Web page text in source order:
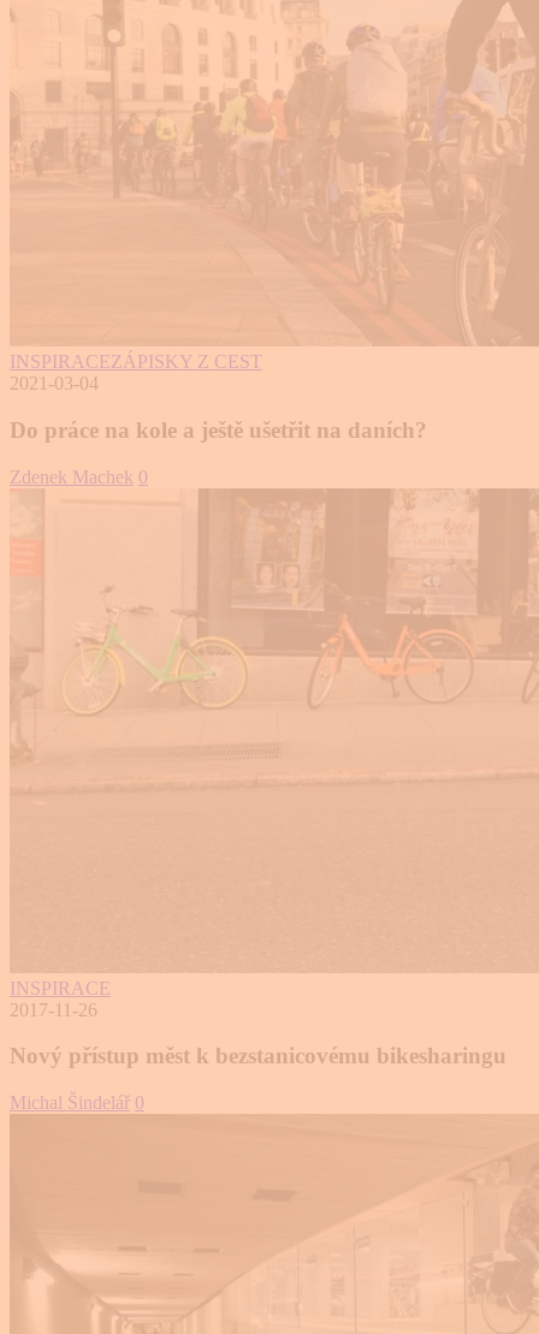
INSPIRACEZÁPISKY Z CEST
2021-03-04
Do práce na kole a ještě ušetřit na daních?
Zdenek Machek 0
INSPIRACE
2017-11-26
Nový přístup měst k bezstanicovému bikesharingu
Michal Šindelář 0